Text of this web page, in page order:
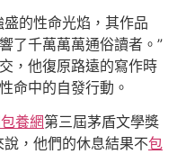
的性命光焰，其作品
了千萬萬萬通俗讀者。”
，他復原路遠的寫作時
命中的自發行動。
包養網第三屆茅盾文學獎
，他們的休息結果不包